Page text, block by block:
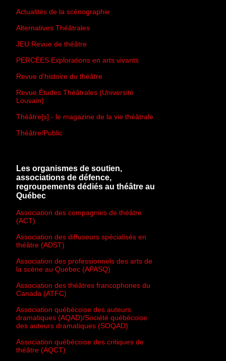
Actualités de la scénographie
Alternatives Théâtrales
JEU Revue de théâtre
PERCÉES Explorations en arts vivants
Revue d'histoire du théâtre
Revue Études Théâtrales (Université
Louvain)
Théâtre[s] - le magazine de la vie théâtrale
Théâtre/Public
Les organismes de soutien,
associations de défence,
regroupements dédiés au théâtre au
Québec
Association des compagnies de théâtre
(ACT)
Association des diffuseurs spécialisés en
théâtre (ADST)
Association des professionnels des arts de
la scène au Québec (APASQ)
Association des théâtres francophones du
Canada (ATFC)
Association québécoise des auteurs
dramatiques (AQAD)/Société québécoise
des auteurs dramatiques (SOQAD)
Association québécoise des critiques de
théâtre (AQCT)